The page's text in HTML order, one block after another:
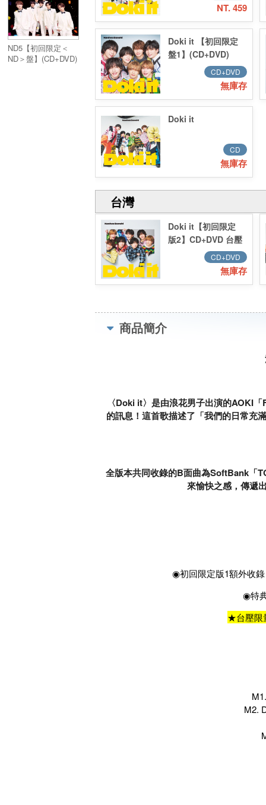
ND5【初回限定＜
ND＞盤】(CD+DVD)
NT. 459
Doki it 【初回限定
盤1】(CD+DVD)
CD+DVD
無庫存
Doki it
CD
無庫存
台灣
Doki it【初回限定
版2】CD+DVD 台壓
CD+DVD
無庫存
商品簡介
〈Doki it〉是由浪花男子出演的AOKI
的訊息！這首歌描述了「我們的日常充
全版本共同收錄的B面曲為SoftBank「
來愉快之感，傳遞
◉初回限定版1額外收
◉特
★台壓限
M2.